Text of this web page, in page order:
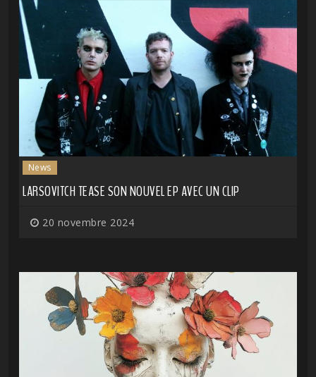
News
LARSOVITCH TEASE SON NOUVEL EP AVEC UN CLIP
20 novembre 2024